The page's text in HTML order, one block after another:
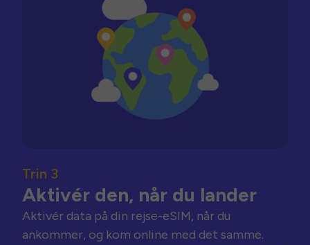
Trin 3
Aktivér den, når du lander
Aktivér data på din rejse-eSIM, når du
ankommer, og kom online med det samme.